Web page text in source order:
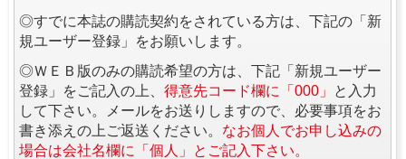
◎すでに本誌の購読契約をされている方は、下記の「新
規ユーザー登録」をお願いします。
◎ＷＥＢ版のみの購読希望の方は、下記「新規ユーザー
登録」をご記入の上、 得意先コード欄に「000」
と入力
して下さい。メールをお送りしますので、必要事項をお
書き添えの上ご返送ください。 なお個人でお申し込みの
場合は会社名欄に「個人」とご記入下さい。